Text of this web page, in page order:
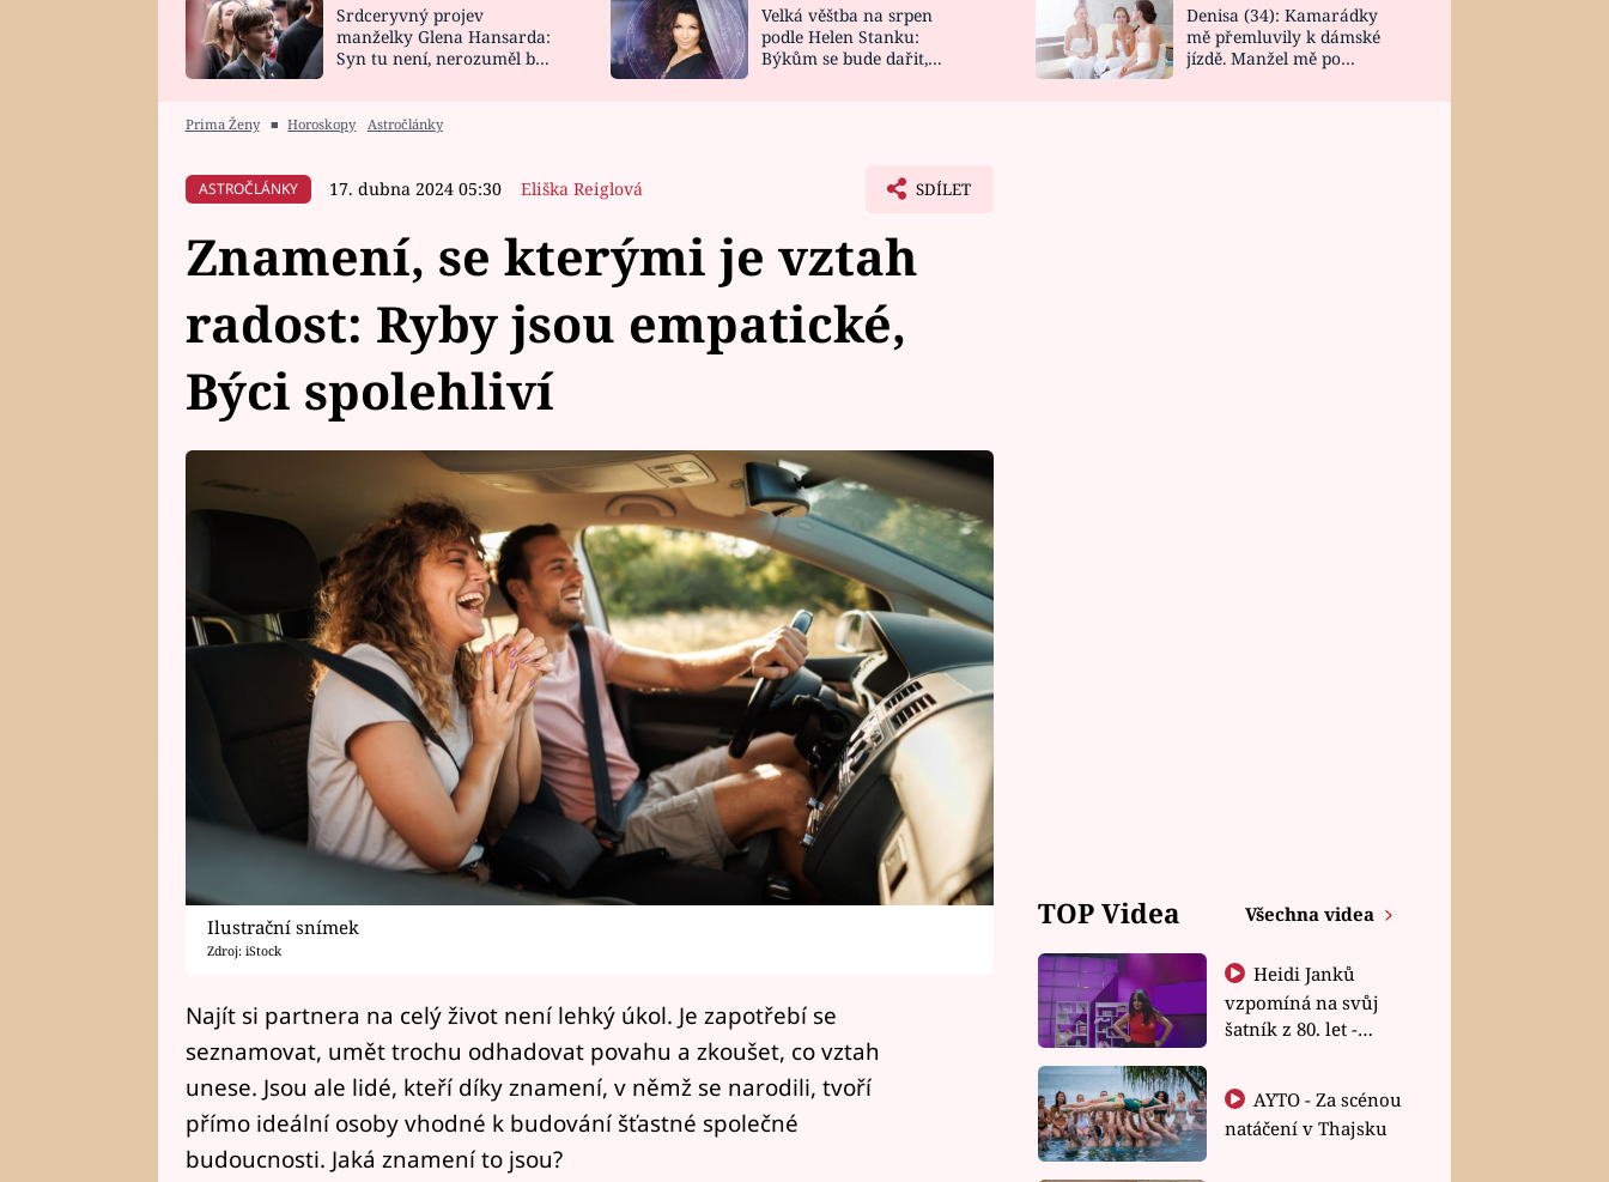
HOROSKOP NA
CELEBRITY
VAŘENÍ
NOVINKY
VIDEORECEPTY
DESIGN
Srdceryvný projev
manželky Glena Hansarda:
Syn tu není, nerozuměl by
Velká věštba na srpen
podle Helen Stanku:
Býkům se bude dařit,
Denisa (34): Kamarádky
mě přemluvily k dámské
jízdě. Manžel mě po
Prima Ženy ■ Horoskopy Astročlánky
ASTROČLÁNKY 17. dubna 2024 05:30 Eliška Reiglová SDÍLET
Znamení, se kterými je vztah
radost: Ryby jsou empatické,
Býci spolehliví
Ilustrační snímek
Zdroj: iStock
Najít si partnera na celý život není lehký úkol. Je zapotřebí se
seznamovat, umět trochu odhadovat povahu a zkoušet, co vztah
unese. Jsou ale lidé, kteří díky znamení, v němž se narodili, tvoří
přímo ideální osoby vhodné k budování šťastné společné
budoucnosti. Jaká znamení to jsou?
TOP Videa Všechna videa
Heidi Janků
vzpomíná na svůj
šatník z 80. let -
natáčení v Thajsku